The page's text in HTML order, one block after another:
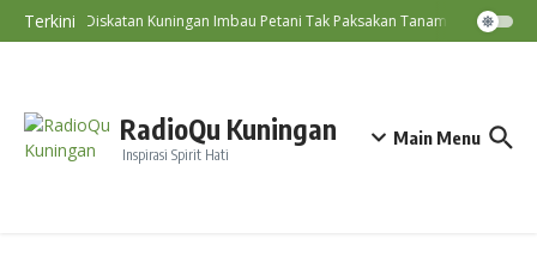
Lewati ke konten
Terkini Diskatan Kuningan Imbau Petani Tak Paksakan Tanam Padi Saat
RadioQu Kuningan
Inspirasi Spirit Hati
Main Menu